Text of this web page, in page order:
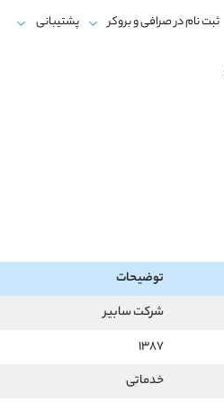
ثبت نام در صرافی و بروکر پشتیبانی
توضیحات
شرکت سابیر
1387
خدماتی